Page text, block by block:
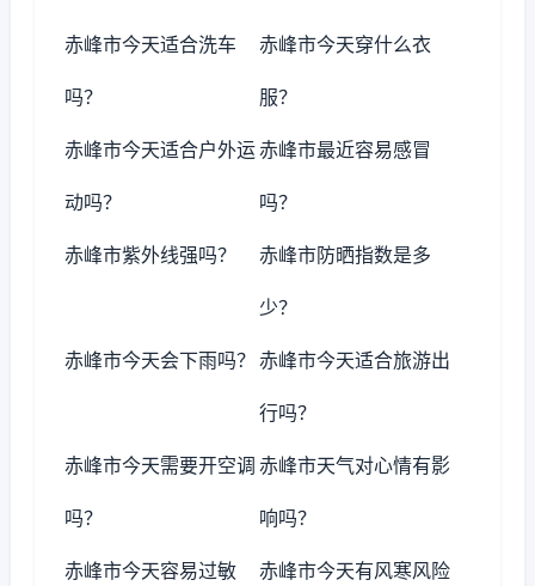
赤峰市今天适合洗车
吗？
赤峰市今天穿什么衣
服？
赤峰市今天适合户外运
动吗？
赤峰市最近容易感冒
吗？
赤峰市紫外线强吗？ 赤峰市防晒指数是多
少？
赤峰市今天会下雨吗？ 赤峰市今天适合旅游出
行吗？
赤峰市今天需要开空调
吗？
赤峰市天气对心情有影
响吗？
赤峰市今天容易过敏 赤峰市今天有风寒风险